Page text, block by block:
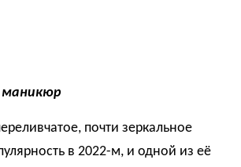
маникюр
почти зеркальное
в 2022-м, и одной из её